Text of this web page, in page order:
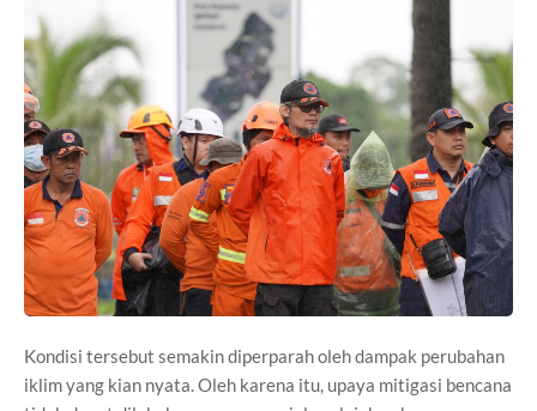
Kondisi tersebut semakin diperparah oleh dampak perubahan
iklim yang kian nyata. Oleh karena itu, upaya mitigasi bencana